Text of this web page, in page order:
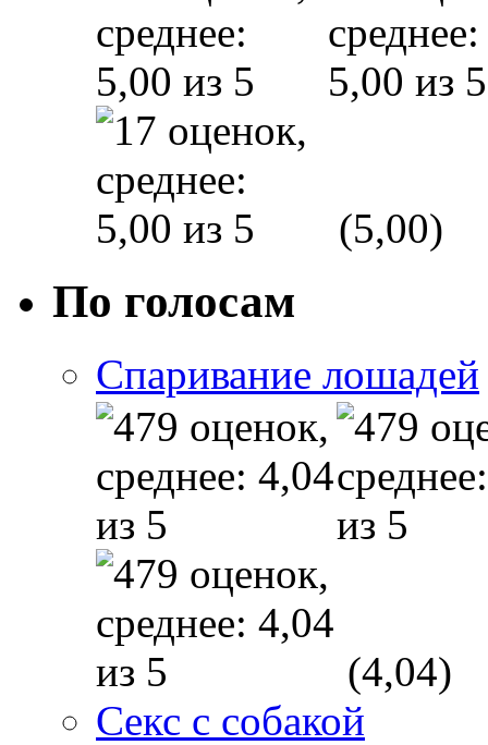
(5,00)
По голосам
Спаривание лошадей
(4,04)
Секс с собакой